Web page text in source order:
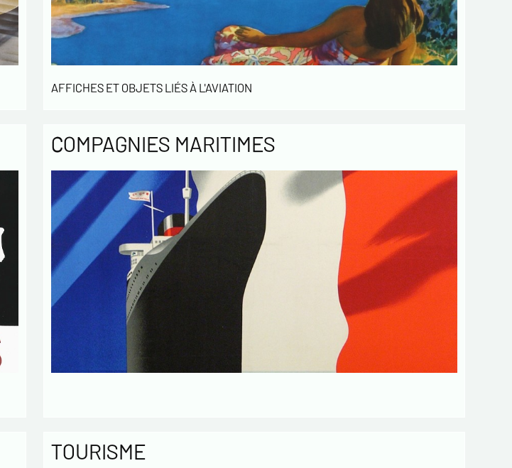
Les informations recueillies sur ce formulaire sont
enregistrées dans un fichier informatisé par ESTAMPE
MODERNE & SPORTIVE pour la gestion des achats et la
gestion de notre clientèle. Elles sont conservées pendant
Conformément à la loi « informatique et libertés », vous
vous informons de l’existence de la liste d'opposition au
démarchage téléphonique « Bloctel », sur laquelle vous
En cochant cette case, j'accepte que les
informations saisies dans ce formulaire soient
utilisées pour me contacter dans le cadre de cet
échange commercial.
En cochant cette case, j'accepte de recevoir
des Lettres d'information de votre part
concernant votre activités.
* champs obligatoires
AFFICHES ET OBJETS LIÉS À L'AVIATION
COMPAGNIES MARITIMES
TOURISME